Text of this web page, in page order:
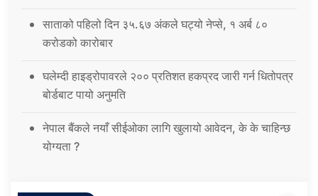
साताको पहिलो दिन ३५.६७ अंकले घट्यो नेप्से, १ अर्ब ८०
करोडको कारोबार
घलेम्दी हाइड्रोपावरले २०० प्रतिशत हकप्रद जारी गर्न धितोपत्र
बोर्डबाट पायो अनुमति
नेपाल बैंकले नयाँ सीईओका लागि खुलायो आवेदन, के के चाहिन्छ
योग्यता ?